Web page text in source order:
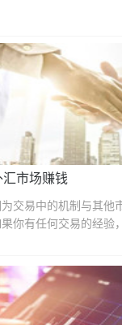
市场赚钱
交易中的机制与其他
你有任何交易的经验